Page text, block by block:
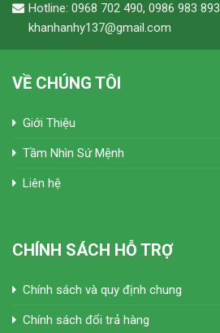
Hotline: 0968 702 490, 0986 983 893
khanhanhy137@gmail.com
VỀ CHÚNG TÔI
Giới Thiệu
Tầm Nhìn Sứ Mệnh
Liên hệ
CHÍNH SÁCH HỖ TRỢ
Chính sách và quy định chung
Chính sách đổi trả hàng